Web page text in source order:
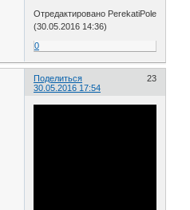
Отредактировано PerekatiPole
(30.05.2016 14:36)
0
Поделиться
23
30.05.2016 17:54